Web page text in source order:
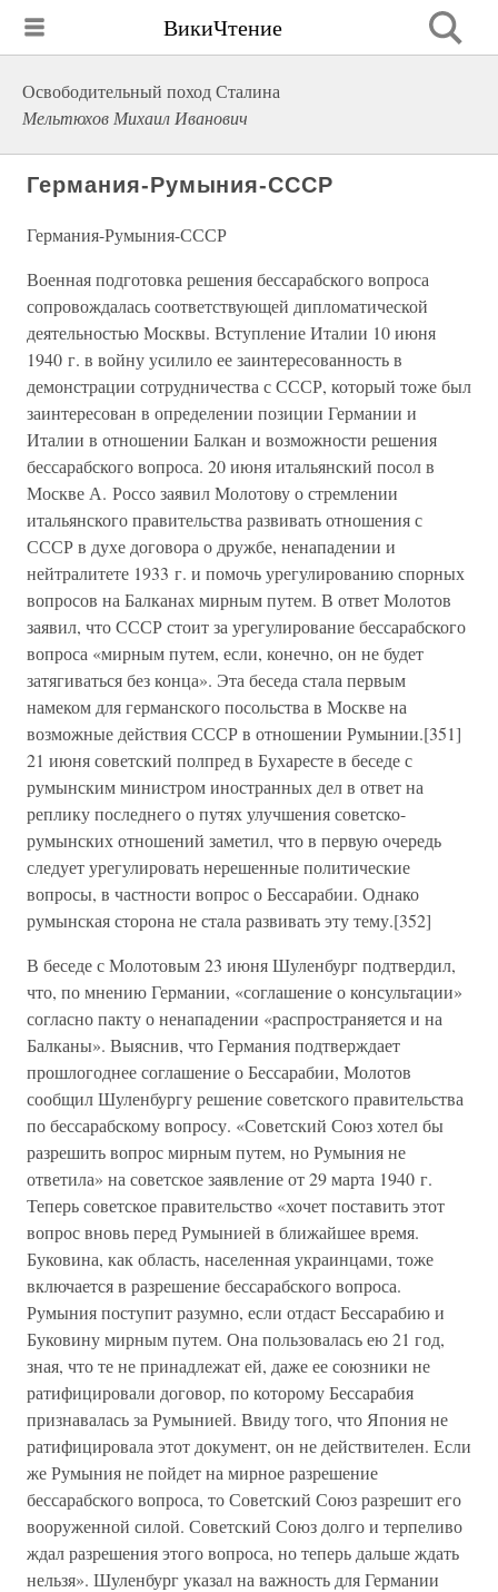
ВикиЧтение
Освободительный поход Сталина
Мельтюхов Михаил Иванович
Германия-Румыния-СССР
Германия-Румыния-СССР
Военная подготовка решения бессарабского вопроса
сопровождалась соответствующей дипломатической
деятельностью Москвы. Вступление Италии 10 июня
1940 г. в войну усилило ее заинтересованность в
демонстрации сотрудничества с СССР, который тоже был
заинтересован в определении позиции Германии и
Италии в отношении Балкан и возможности решения
бессарабского вопроса. 20 июня итальянский посол в
Москве А. Россо заявил Молотову о стремлении
итальянского правительства развивать отношения с
СССР в духе договора о дружбе, ненападении и
нейтралитете 1933 г. и помочь урегулированию спорных
вопросов на Балканах мирным путем. В ответ Молотов
заявил, что СССР стоит за урегулирование бессарабского
вопроса «мирным путем, если, конечно, он не будет
затягиваться без конца». Эта беседа стала первым
намеком для германского посольства в Москве на
возможные действия СССР в отношении Румынии.[351]
21 июня советский полпред в Бухаресте в беседе с
румынским министром иностранных дел в ответ на
реплику последнего о путях улучшения советско-
румынских отношений заметил, что в первую очередь
следует урегулировать нерешенные политические
вопросы, в частности вопрос о Бессарабии. Однако
румынская сторона не стала развивать эту тему.[352]
В беседе с Молотовым 23 июня Шуленбург подтвердил,
что, по мнению Германии, «соглашение о консультации»
согласно пакту о ненападении «распространяется и на
Балканы». Выяснив, что Германия подтверждает
прошлогоднее соглашение о Бессарабии, Молотов
сообщил Шуленбургу решение советского правительства
по бессарабскому вопросу. «Советский Союз хотел бы
разрешить вопрос мирным путем, но Румыния не
ответила» на советское заявление от 29 марта 1940 г.
Теперь советское правительство «хочет поставить этот
вопрос вновь перед Румынией в ближайшее время.
Буковина, как область, населенная украинцами, тоже
включается в разрешение бессарабского вопроса.
Румыния поступит разумно, если отдаст Бессарабию и
Буковину мирным путем. Она пользовалась ею 21 год,
зная, что те не принадлежат ей, даже ее союзники не
ратифицировали договор, по которому Бессарабия
признавалась за Румынией. Ввиду того, что Япония не
ратифицировала этот документ, он не действителен. Если
же Румыния не пойдет на мирное разрешение
бессарабского вопроса, то Советский Союз разрешит его
вооруженной силой. Советский Союз долго и терпеливо
ждал разрешения этого вопроса, но теперь дальше ждать
нельзя». Шуленбург указал на важность для Германии